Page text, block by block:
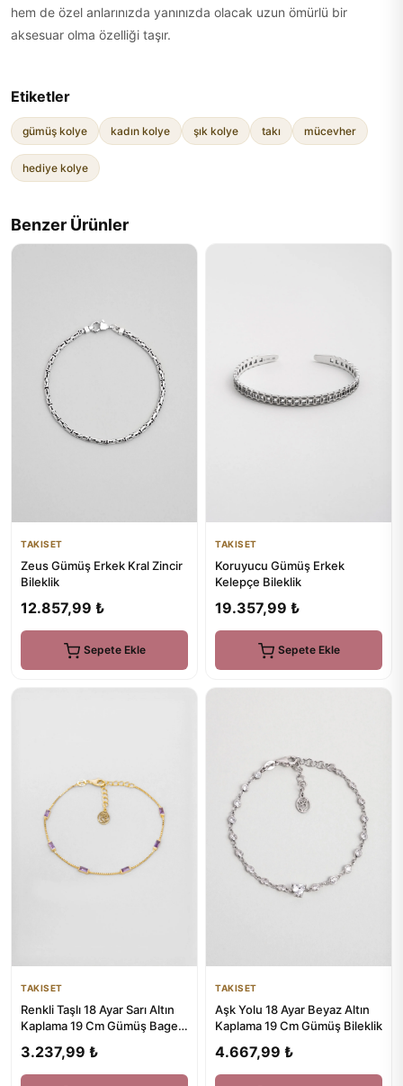
hem de özel anlarınızda yanınızda olacak uzun ömürlü bir
aksesuar olma özelliği taşır.
Etiketler
gümüş kolye kadın kolye şık kolye takı mücevher
hediye kolye
Benzer Ürünler
TAKISET
Zeus Gümüş Erkek Kral Zincir
Bileklik
12.857,99 ₺
Sepete Ekle
TAKISET
Koruyucu Gümüş Erkek
Kelepçe Bileklik
19.357,99 ₺
Sepete Ekle
TAKISET
Renkli Taşlı 18 Ayar Sarı Altın
Kaplama 19 Cm Gümüş Baget
3.237,99 ₺
TAKISET
Aşk Yolu 18 Ayar Beyaz Altın
Kaplama 19 Cm Gümüş Bileklik
4.667,99 ₺